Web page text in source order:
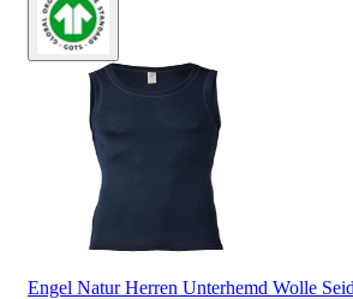
Engel Natur Herren Unterhemd Wolle